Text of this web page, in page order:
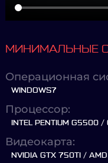
МИНИМАЛЬНЫЕ
Операционная
WINDOWS7
Процессор:
INTEL PENTIUM G5500
Видеокарта:
NVIDIA GTX 750TI /